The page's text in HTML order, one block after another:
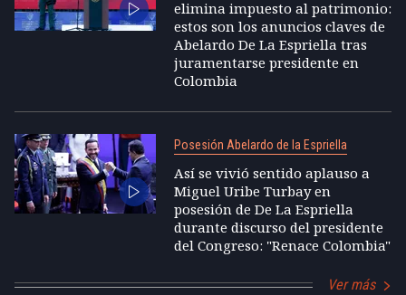
elimina impuesto al patrimonio:
estos son los anuncios claves de
Abelardo De La Espriella tras
juramentarse presidente en
Colombia
Posesión Abelardo de la Espriella
Así se vivió sentido aplauso a
Miguel Uribe Turbay en
posesión de De La Espriella
durante discurso del presidente
del Congreso: "Renace Colombia"
Ver más